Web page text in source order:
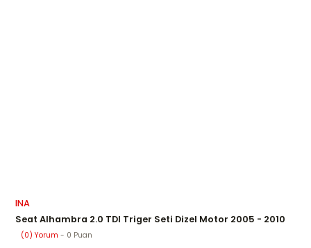
INA
Seat Alhambra 2.0 TDI Triger Seti Dizel Motor 2005 - 2010
(0) Yorum - 0 Puan